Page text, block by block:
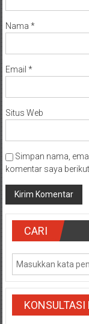
Nama *
Email *
Situs Web
Simpan nama,
komentar saya
CARI